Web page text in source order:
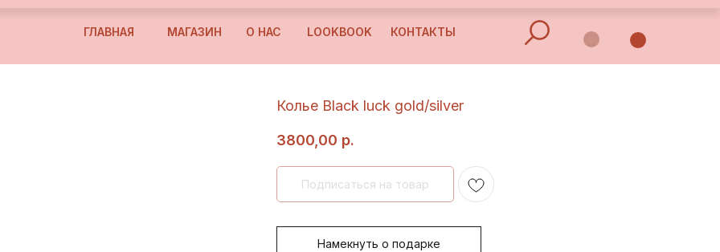
ГЛАВНАЯ МАГАЗИН О НАС LOOKBOOK КОНТАКТЫ
Колье Black luck gold/silver
3800,00 р.
Намекнуть о подарке